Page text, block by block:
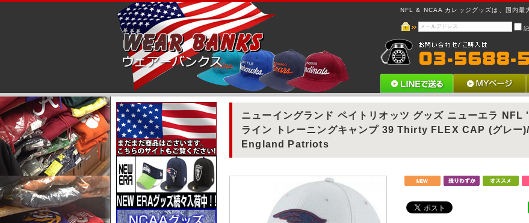
NFL & NCAA カレッジグッズは、国内
ニューイングランド ペイトリオッツ グッズ ニューエラ NFL
ライン トレーニングキャンプ 39 Thirty FLEX CAP (グレー
England Patriots